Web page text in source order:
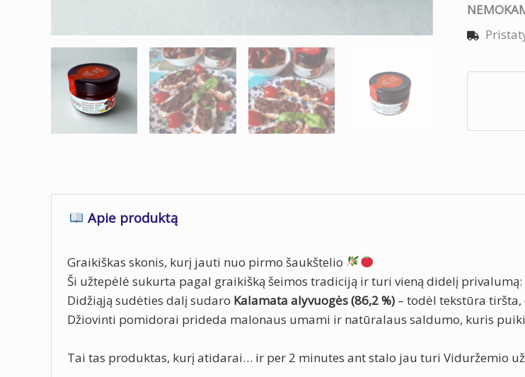
Apie produktą
Graikiškas skonis, kurį jauti nuo pirmo šaukštelio
Ši užtepėlė sukurta pagal graikišką šeimos tradiciją ir turi vieną didelį privalumą:
Didžiąją sudėties dalį sudaro Kalamata alyvuogės (86,2 %) – todėl tekstūra
Džiovinti pomidorai prideda malonaus umami ir natūralaus saldumo, kuris
Tai tas produktas, kurį atidarai… ir per 2 minutes ant stalo jau turi Viduržemio